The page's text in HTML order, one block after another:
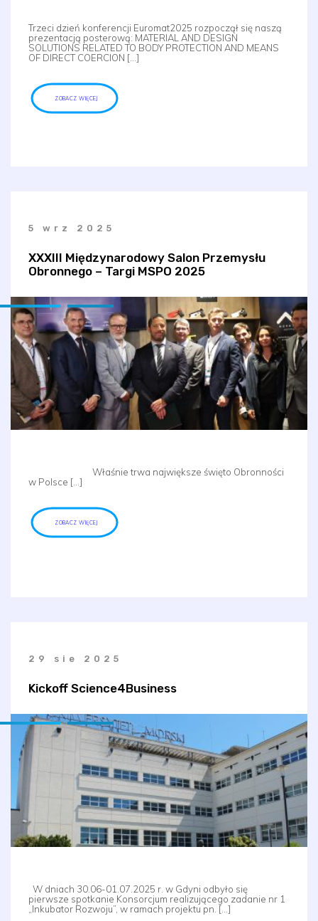
Trzeci dzień konferencji Euromat2025 rozpoczął się naszą
prezentacją posterową: MATERIAL AND DESIGN
SOLUTIONS RELATED TO BODY PROTECTION AND MEANS
OF DIRECT COERCION […]
ZOBACZ WIĘCEJ
5 wrz 2025
XXXIII Międzynarodowy Salon Przemysłu
Obronnego – Targi MSPO 2025
Właśnie trwa największe święto Obronności
w Polsce […]
ZOBACZ WIĘCEJ
29 sie 2025
Kickoff Science4Business
W dniach 30.06-01.07.2025 r. w Gdyni odbyło się
pierwsze spotkanie Konsorcjum realizującego zadanie nr 1
„Inkubator Rozwoju”, w ramach projektu pn. […]